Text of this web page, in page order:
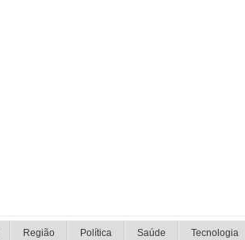
Região Política Saúde Tecnologia